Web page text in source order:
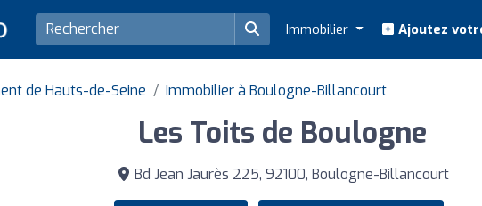
Immobilier Ajoutez
de Hauts-de-Seine Immobilier à Boulogne-Billancourt
Les Toits de Boulogne
Bd Jean Jaurès 225, 92100, Boulogne-Billancourt